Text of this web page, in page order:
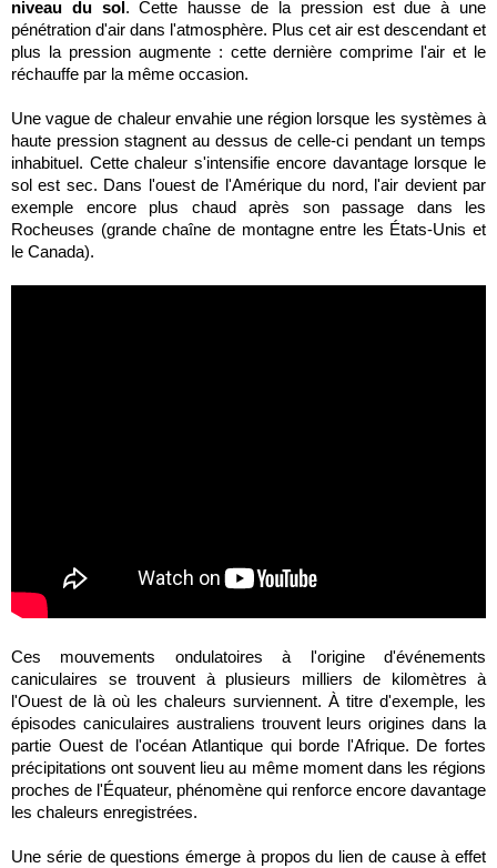
niveau du sol . Cette hausse de la pression est due à une
pénétration d'air dans l'atmosphère. Plus cet air est descendant et
plus la pression augmente : cette dernière comprime l'air et le
réchauffe par la même occasion.
Une vague de chaleur envahie une région lorsque les systèmes à
haute pression stagnent au dessus de celle-ci pendant un temps
inhabituel. Cette chaleur s'intensifie encore davantage lorsque le
sol est sec. Dans l'ouest de l'Amérique du nord, l'air devient par
exemple encore plus chaud après son passage dans les
Rocheuses (grande chaîne de montagne entre les États-Unis et
le Canada).
Ces mouvements ondulatoires à l'origine d'événements
caniculaires se trouvent à plusieurs milliers de kilomètres à
l'Ouest de là où les chaleurs surviennent. À titre d'exemple, les
épisodes caniculaires australiens trouvent leurs origines dans la
partie Ouest de l'océan Atlantique qui borde l'Afrique. De fortes
précipitations ont souvent lieu au même moment dans les régions
proches de l'Équateur, phénomène qui renforce encore davantage
les chaleurs enregistrées.
Une série de questions émerge à propos du lien de cause à effet